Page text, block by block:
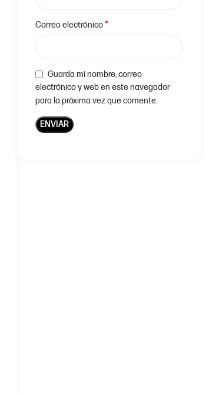
Correo electrónico*
Guarda mi nombre, correo
electrónico y web en este navegador
para la próxima vez que comente.